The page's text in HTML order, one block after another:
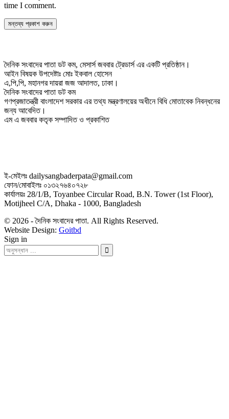
time I comment.
দৈনিক সংবাদের পাতা ডট কম, মেসার্স জববার ট্রেডার্স এর একটি প্রতিষ্ঠান।
আইন বিষয়ক উপদেষ্টাঃ মোঃ ইকবাল হোসেন
এ,পি,পি, মহানগর দায়রা জজ আদালত, ঢাকা।
দৈনিক সংবাদের পাতা ডট কম
গণপ্রজাতন্ত্রী বাংলাদেশ সরকার এর তথ্য মন্ত্রণালয়ের অধীনে বিধি মোতাবেক নিবন্ধনের
জন্য আবেদিত।
এম এ জববার কতৃক সম্পাদিত ও প্রকাশিত
ই-মেইলঃ dailysangbaderpata@gmail.com
ফোন/মোবাইলঃ ০১৩২৭৬৪০৭২৮
কার্যালয়ঃ 28/1/B, Toyanbee Circular Road, B.N. Tower (1st Floor),
Motijheel C/A, Dhaka - 1000, Bangladesh
© 2026 - দৈনিক সংবাদের পাতা. All Rights Reserved.
Website Design: Goitbd
Sign in